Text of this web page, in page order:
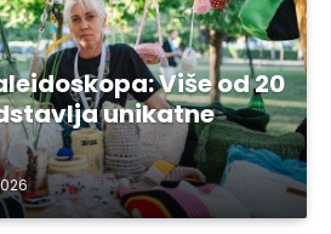
Više od 20
unikatne